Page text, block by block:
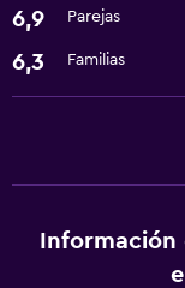
Accesibilidad y
Áreas designadas
General
Espacio de
6,9 Parejas
6,3 Familias